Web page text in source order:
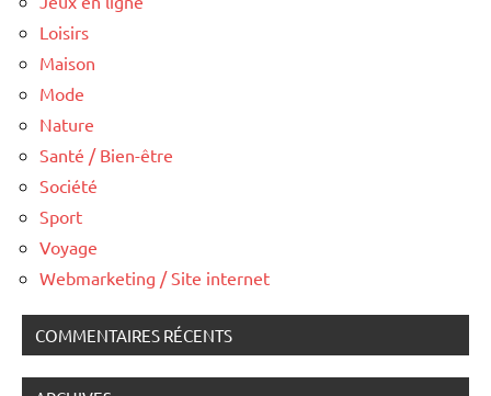
Loisirs
Maison
Mode
Nature
Santé / Bien-être
Société
Sport
Voyage
Webmarketing / Site internet
COMMENTAIRES RÉCENTS